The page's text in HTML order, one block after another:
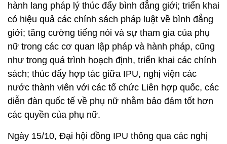
hành lang pháp lý thúc đẩy bình đẳng giới; triển khai
có hiệu quả các chính sách pháp luật về bình đẳng
giới; tăng cường tiếng nói và sự tham gia của phụ
nữ trong các cơ quan lập pháp và hành pháp, cũng
như trong quá trình hoạch định, triển khai các chính
sách; thúc đẩy hợp tác giữa IPU, nghị viện các
nước thành viên với các tổ chức Liên hợp quốc, các
diễn đàn quốc tế về phụ nữ nhằm bảo đảm tốt hơn
các quyền của phụ nữ.
Ngày 15/10, Đại hội đồng IPU thông qua các nghị